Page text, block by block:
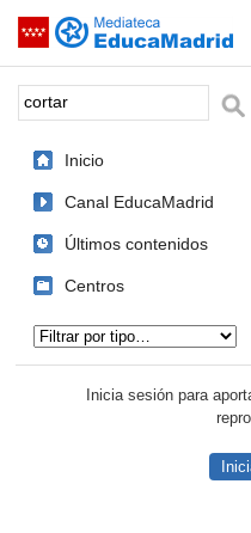
Saltar navegación
Palabra o frase:
Inicio
Canal EducaMadrid
Últimos contenidos
Centros
Inicia sesión para